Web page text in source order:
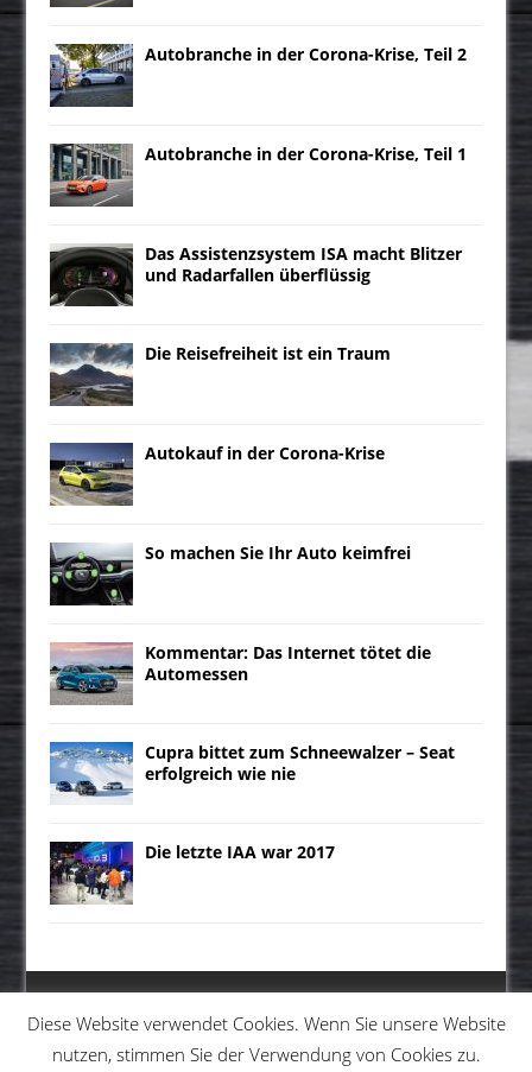
Autobranche in der Corona-Krise, Teil 2
Autobranche in der Corona-Krise, Teil 1
Das Assistenzsystem ISA macht Blitzer
und Radarfallen überflüssig
Die Reisefreiheit ist ein Traum
Autokauf in der Corona-Krise
So machen Sie Ihr Auto keimfrei
Kommentar: Das Internet tötet die
Automessen
Cupra bittet zum Schneewalzer – Seat
erfolgreich wie nie
Die letzte IAA war 2017
MENU
Diese Website verwendet Cookies. Wenn Sie unsere Website
nutzen, stimmen Sie der Verwendung von Cookies zu.